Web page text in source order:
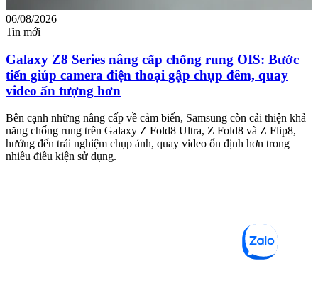
06/08/2026
Tin mới
Galaxy Z8 Series nâng cấp chống rung OIS: Bước
tiến giúp camera điện thoại gập chụp đêm, quay
video ấn tượng hơn
Bên cạnh những nâng cấp về cảm biến, Samsung còn cải thiện khả
năng chống rung trên Galaxy Z Fold8 Ultra, Z Fold8 và Z Flip8,
hướng đến trải nghiệm chụp ảnh, quay video ổn định hơn trong
nhiều điều kiện sử dụng.